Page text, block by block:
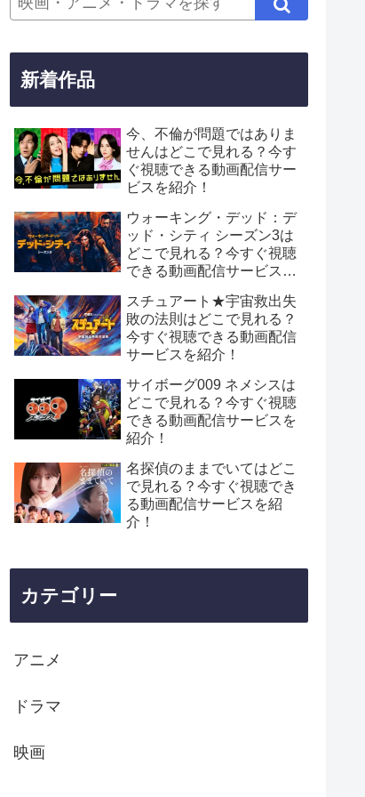
新着作品
今、不倫が問題ではありま
せんはどこで見れる？今す
ぐ視聴できる動画配信サー
ビスを紹介！
ウォーキング・デッド：デ
ッド・シティ シーズン3は
どこで見れる？今すぐ視聴
できる動画配信サービスを
スチュアート★宇宙救出失
敗の法則はどこで見れる？
今すぐ視聴できる動画配信
サービスを紹介！
サイボーグ009 ネメシスは
どこで見れる？今すぐ視聴
できる動画配信サービスを
紹介！
名探偵のままでいてはどこ
で見れる？今すぐ視聴でき
る動画配信サービスを紹
介！
カテゴリー
アニメ
ドラマ
映画